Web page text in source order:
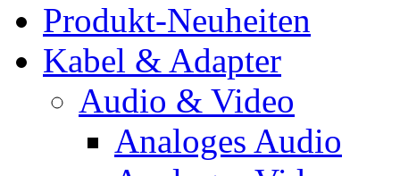
Produkt-Neuheiten
Kabel & Adapter
Audio & Video
Analoges Audio